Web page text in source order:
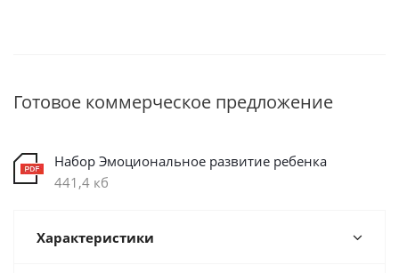
Готовое коммерческое предложение
Набор Эмоциональное развитие ребенка
441,4 кб
Характеристики